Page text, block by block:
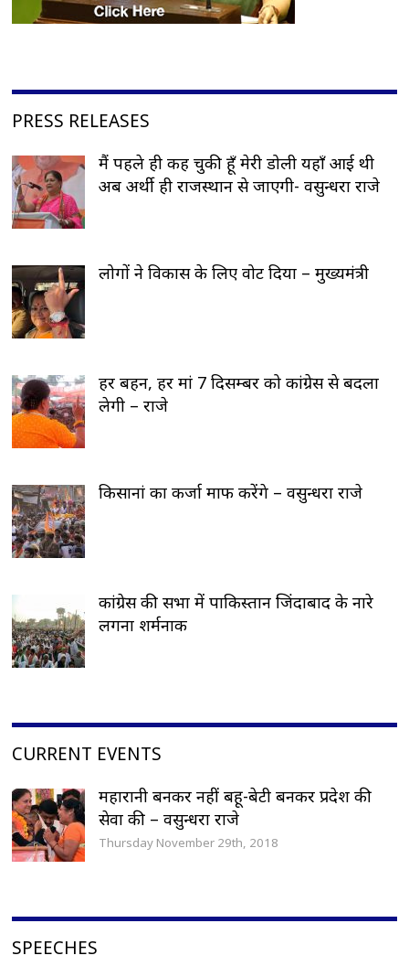
PRESS RELEASES
मैं पहले ही कह चुकी हूँ मेरी डोली यहाँ आई थी
अब अर्थी ही राजस्थान से जाएगी- वसुन्धरा राजे
लोगों ने विकास के लिए वोट दिया – मुख्यमंत्री
हर बहन, हर मां 7 दिसम्बर को कांग्रेस से बदला
लेगी – राजे
किसानां का कर्जा माफ करेंगे – वसुन्धरा राजे
कांग्रेस की सभा में पाकिस्तान जिंदाबाद के नारे
लगना शर्मनाक
CURRENT EVENTS
महारानी बनकर नहीं बहू-बेटी बनकर प्रदेश की
सेवा की – वसुन्धरा राजे
Thursday November 29th, 2018
SPEECHES